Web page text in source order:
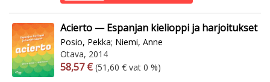
Acierto — Espanjan kielioppi ja harjoitukset
Posio, Pekka; Niemi, Anne
Otava, 2014
Arvonlisäverollinen hinta
58,57 € Excl. vat
(51,60 € vat 0 %)